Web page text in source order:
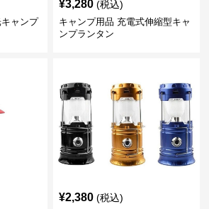
ャンプ
¥3,280 (税込)
キャンプ用品 充電式伸縮型キャ
ンプランタン
¥2,380 (税込)